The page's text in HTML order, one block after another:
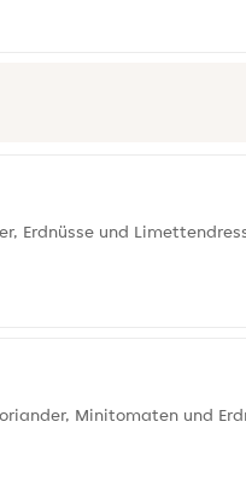
Erdnüsse und
Minitomaten und